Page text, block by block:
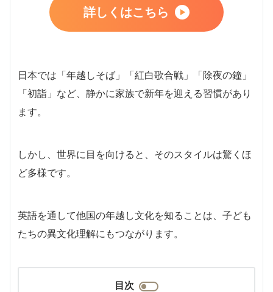
詳しくはこちら
日本では「年越しそば」「紅白歌合戦」「除夜の鐘」
「初詣」など、静かに家族で新年を迎える習慣があり
ます。
しかし、世界に目を向けると、そのスタイルは驚くほ
ど多様です。
英語を通して他国の年越し文化を知ることは、子ども
たちの異文化理解にもつながります。
目次